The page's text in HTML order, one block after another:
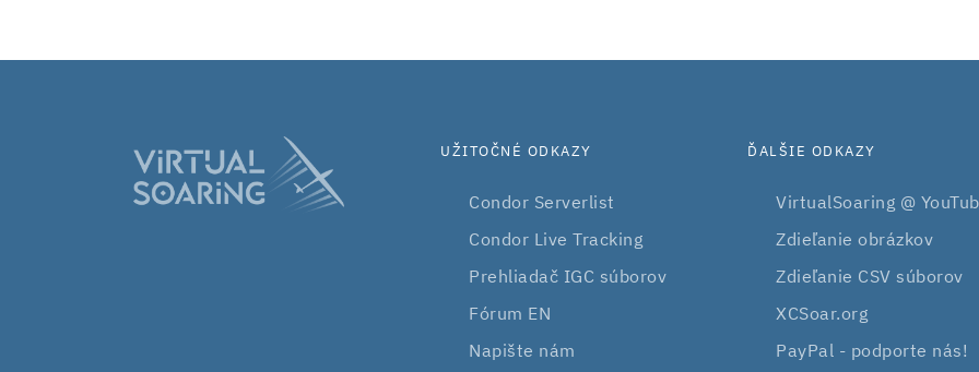
UŽITOČNÉ ODKAZY
Condor Serverlist
Condor Live Tracking
Prehliadač IGC súborov
Fórum EN
Napište nám
ĎALŠIE ODKAZY
VirtualSoaring @
Zdieľanie obrázkov
Zdieľanie CSV súborov
XCSoar.org
PayPal - podporte nás!